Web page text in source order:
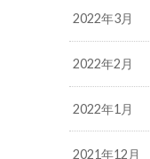
2022年3月
2022年2月
2022年1月
2021年12月